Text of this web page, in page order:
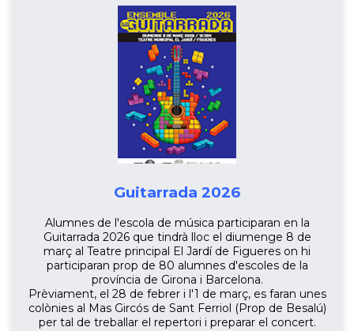
Guitarrada 2026
Alumnes de l'escola de música participaran en la
Guitarrada 2026 que tindrà lloc el diumenge 8 de
març al Teatre principal El Jardí de Figueres on hi
participaran prop de 80 alumnes d'escoles de la
província de Girona i Barcelona.
Prèviament, el 28 de febrer i l'1 de març, es faran unes
colònies al Mas Gircós de Sant Ferriol (Prop de Besalú)
per tal de treballar el repertori i preparar el concert.